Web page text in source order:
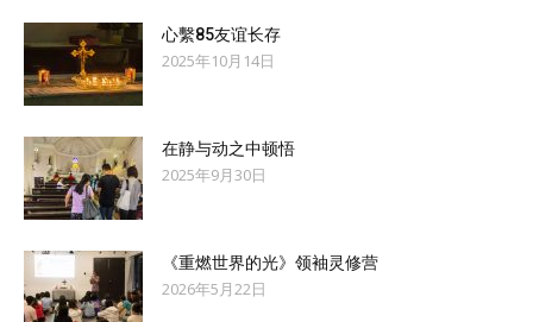
心繫85友谊长存
2025年10月14日
在静与动之中顿悟
2025年9月30日
《重燃世界的光》领袖灵修营
2026年5月22日